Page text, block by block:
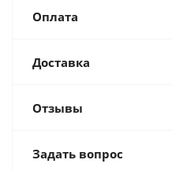
Оплата
Доставка
Отзывы
Задать вопрос